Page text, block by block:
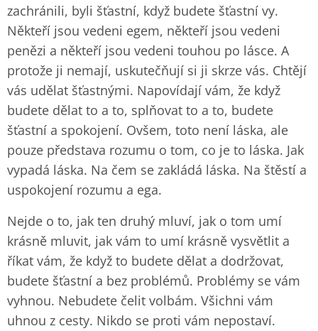
zachránili, byli šťastní, když budete šťastní vy.
Někteří jsou vedeni egem, někteří jsou vedeni
penězi a někteří jsou vedeni touhou po lásce. A
protože ji nemají, uskutečňují si ji skrze vás. Chtějí
vás udělat šťastnými. Napovídají vám, že když
budete dělat to a to, splňovat to a to, budete
šťastní a spokojení. Ovšem, toto není láska, ale
pouze představa rozumu o tom, co je to láska. Jak
vypadá láska. Na čem se zakládá láska. Na štěstí a
uspokojení rozumu a ega.
Nejde o to, jak ten druhý mluví, jak o tom umí
krásně mluvit, jak vám to umí krásně vysvětlit a
říkat vám, že když to budete dělat a dodržovat,
budete šťastní a bez problémů. Problémy se vám
vyhnou. Nebudete čelit volbám. Všichni vám
uhnou z cesty. Nikdo se proti vám nepostaví.